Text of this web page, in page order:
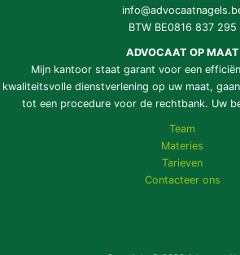
BTW BE0816 837 295
ADVOCAAT OP MAAT
Mijn kantoor staat garant voor een
kwaliteitsvolle dienstverlening op uw maat,
tot een procedure voor de rechtbank. Uw
Team
Materies
Tarieven
Contacteer ons